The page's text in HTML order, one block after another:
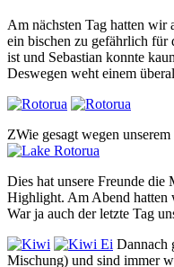
Am nächsten Tag hatten wir
ein bischen zu gefährlich für
ist und Sebastian konnte
Deswegen weht einem
ZWie gesagt wegen
Dies hat unsere Freunde
Highlight. Am Abend hatten
War ja auch der letzte Tag
Dannach
Mischung) und sind immer